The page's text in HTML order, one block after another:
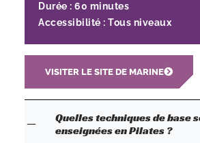
Durée : 60 minutes
Accessibilité : Tous niveaux
VISITER LE SITE DE MARINE
Quelles techniques de base
enseignées en Pilates ?